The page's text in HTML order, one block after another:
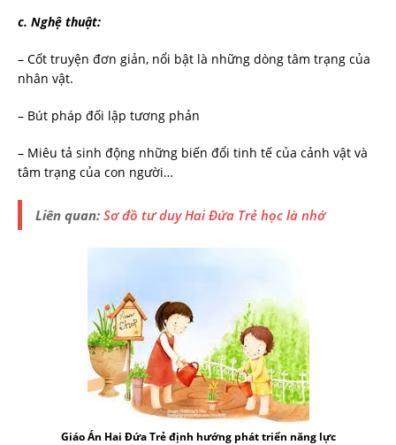
c. Nghệ thuật:
– Cốt truyện đơn giản, nổi bật là những dòng tâm trạng của
nhân vật.
– Bút pháp đối lập tương phản
– Miêu tả sinh động những biến đổi tinh tế của cảnh vật và
tâm trạng của con người…
Liên quan: Sơ đồ tư duy Hai Đứa Trẻ học là nhớ
Giáo Án Hai Đứa Trẻ định hướng phát triển năng lực